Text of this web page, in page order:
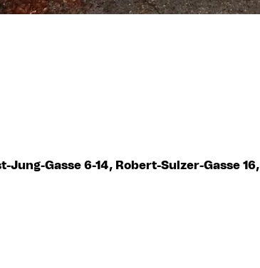
Gasse 6-14, Robert-Sulzer-Gasse 16,